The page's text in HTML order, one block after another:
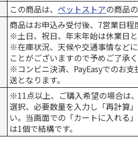
この商品は、ペットストアの商品
商品はお申込み受付後、7営業日程
※土日、祝日、年末年始は休業日と
※在庫状況、天候や交通事情など
ことがございますので予めご了承く
※コンビニ決済、PayEasyでのお
送となります。
※11点以上、ご購入希望の場合は
選択、必要数量を入力し「再計算
い。当画面での「カートに入れる
は1個で結構です。